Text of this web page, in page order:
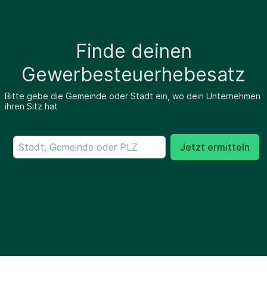
Finde deinen
Gewerbesteuerhebesatz
Bitte gebe die Gemeinde oder Stadt ein, wo dein Unternehmen
ihren Sitz hat
Jetzt ermitteln